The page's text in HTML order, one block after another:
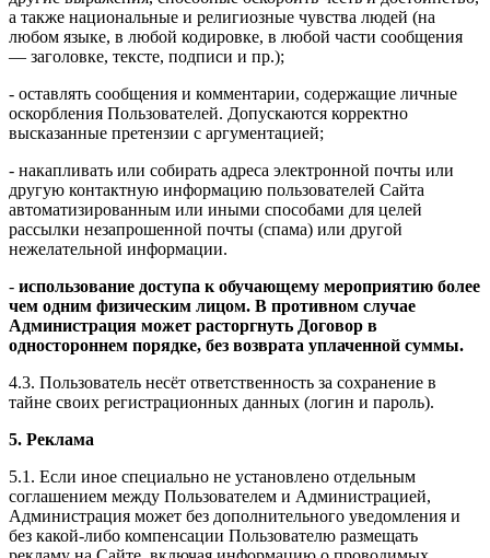
а также национальные и религиозные чувства людей (на
любом языке, в любой кодировке, в любой части сообщения
— заголовке, тексте, подписи и пр.);
- оставлять сообщения и комментарии, содержащие личные
оскорбления Пользователей. Допускаются корректно
высказанные претензии с аргументацией;
- накапливать или собирать адреса электронной почты или
другую контактную информацию пользователей Сайта
автоматизированным или иными способами для целей
рассылки незапрошенной почты (спама) или другой
нежелательной информации.
- использование доступа к обучающему мероприятию более
чем одним физическим лицом. В противном случае
Администрация может расторгнуть Договор в
одностороннем порядке, без возврата уплаченной суммы.
4.3. Пользователь несёт ответственность за сохранение в
тайне своих регистрационных данных (логин и пароль).
5. Реклама
5.1. Если иное специально не установлено отдельным
соглашением между Пользователем и Администрацией,
Администрация может без дополнительного уведомления и
без какой-либо компенсации Пользователю размещать